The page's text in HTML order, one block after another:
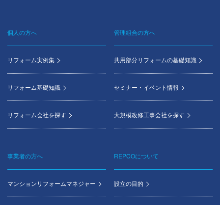
Footer
menu
個人の方へ
リフォーム実例集
リフォーム基礎知識
リフォーム会社を探す
管理組合の方へ
共用部分リフォームの基礎知識
セミナー・イベント情報
大規模改修工事会社を探す
事業者の方へ
マンションリフォームマネジャー
REPCOについて
設立の目的